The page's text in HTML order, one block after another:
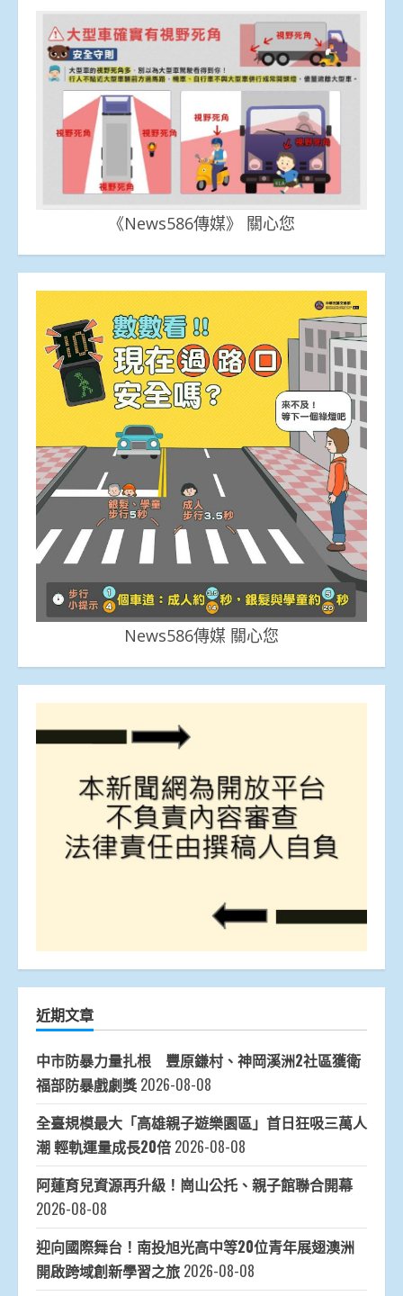
《News586傳媒》 關心您
News586傳媒 關心您
近期文章
中市防暴力量扎根 豐原鎌村、神岡溪洲2社區獲衛
福部防暴戲劇獎 2026-08-08
全臺規模最大「高雄親子遊樂園區」首日狂吸三萬人
潮 輕軌運量成長20倍 2026-08-08
阿蓮育兒資源再升級！崗山公托、親子館聯合開幕
2026-08-08
迎向國際舞台！南投旭光高中等20位青年展翅澳洲
開啟跨域創新學習之旅 2026-08-08